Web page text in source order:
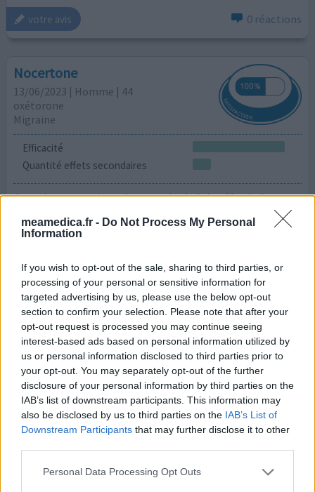
meamedica.fr - Do Not Process My Personal
Information
If you wish to opt-out of the sale, sharing to third parties, or
processing of your personal or sensitive information for
targeted advertising by us, please use the below opt-out
section to confirm your selection. Please note that after your
opt-out request is processed you may continue seeing
interest-based ads based on personal information utilized by
us or personal information disclosed to third parties prior to
your opt-out. You may separately opt-out of the further
disclosure of your personal information by third parties on the
IAB’s list of downstream participants. This information may
also be disclosed by us to third parties on the IAB’s List of
Downstream Participants that may further disclose it to other
Personal Data Processing Opt Outs
votre avis 0 réactions
Nocertone
13/06/2023 | Homme | 44
oxétorone
Migraine
Efficacité
Quantité effets secondaires
Je corige mon avis sur la mauvaise haleine ( l avis de
homme 44ans) ce médicament est très bien c'était le
rizatripan qui me donne mauvaise haleine et crise
votre avis 0 réactions
Nocertone
12/04/2023 | Femme | 33
oxétorone
Migraine
Efficacité
Quantité effets secondaires
Satisfaite au début du traitement puis les effets